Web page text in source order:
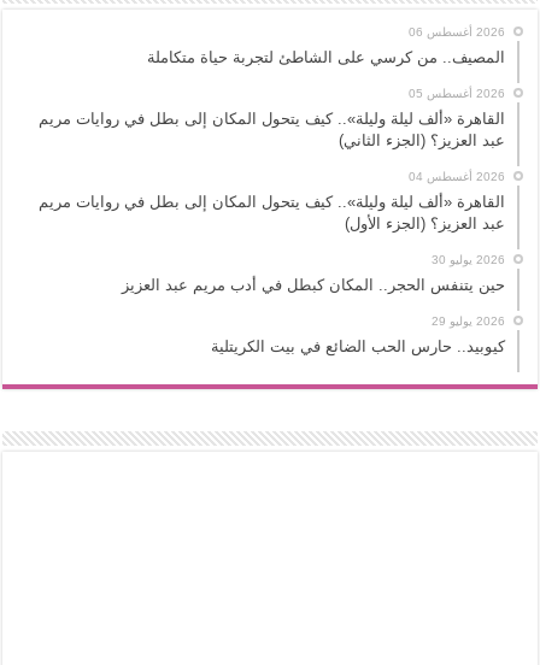
2026 أغسطس 06
المصيف.. من كرسي على الشاطئ لتجربة حياة متكاملة
2026 أغسطس 05
القاهرة «ألف ليلة وليلة».. كيف يتحول المكان إلى بطل في روايات مريم
عبد العزيز؟ (الجزء الثاني)
2026 أغسطس 04
القاهرة «ألف ليلة وليلة».. كيف يتحول المكان إلى بطل في روايات مريم
عبد العزيز؟ (الجزء الأول)
2026 يوليو 30
حين يتنفس الحجر.. المكان كبطل في أدب مريم عبد العزيز
2026 يوليو 29
كيوبيد.. حارس الحب الضائع في بيت الكريتلية